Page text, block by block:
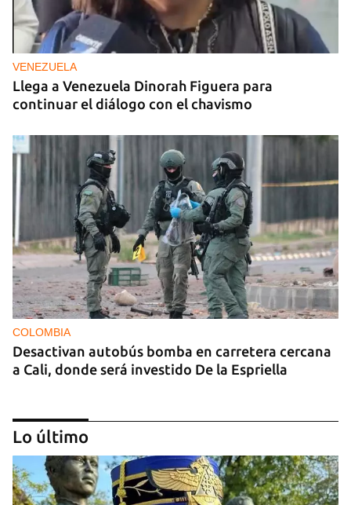
VENEZUELA
Llega a Venezuela Dinorah Figuera para
continuar el diálogo con el chavismo
COLOMBIA
Desactivan autobús bomba en carretera cercana
a Cali, donde será investido De la Espriella
Lo último